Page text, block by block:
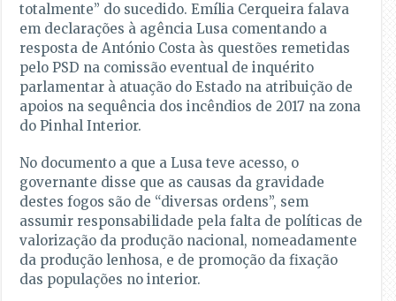
totalmente” do sucedido. Emília Cerqueira falava
em declarações à agência Lusa comentando a
resposta de António Costa às questões remetidas
pelo PSD na comissão eventual de inquérito
parlamentar à atuação do Estado na atribuição de
apoios na sequência dos incêndios de 2017 na zona
do Pinhal Interior.
No documento a que a Lusa teve acesso, o
governante disse que as causas da gravidade
destes fogos são de “diversas ordens”, sem
assumir responsabilidade pela falta de políticas de
valorização da produção nacional, nomeadamente
da produção lenhosa, e de promoção da fixação
das populações no interior.